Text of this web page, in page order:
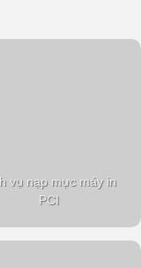
vụ nạp mực máy in
PCI